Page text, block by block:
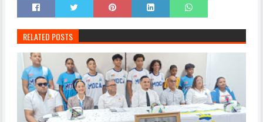
RELATED POSTS